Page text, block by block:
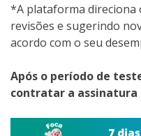
*A plataforma direciona
revisões e sugerindo
acordo com o seu
Após o período de
contratar a assinatura